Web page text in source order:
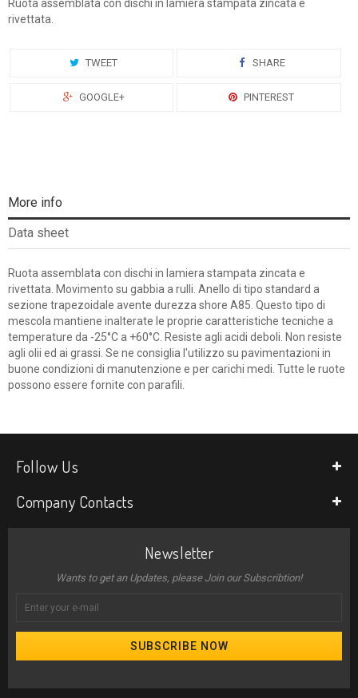
Ruota assemblata con dischi in lamiera stampata zincata e
rivettata.
TWEET SHARE
GOOGLE+ PINTEREST
More info
Data sheet
Ruota assemblata con dischi in lamiera stampata zincata e
rivettata. Movimento su gabbia a rulli. Anello di tipo standard a
sezione trapezoidale avente durezza shore A85. Questo tipo di
mescola mantiene inalterate le proprie caratteristiche tecniche a
temperature da -25°C a +60°C. Resiste agli acidi deboli. Non resiste
agli olii ed ai grassi. Se ne consiglia l'utilizzo su pavimentazioni in
buone condizioni di manutenzione e per carichi medi. Tutte le ruote
possono essere fornite con parafili.
Follow Us
Company Contacts
Newsletter
Wants to get an Updates, please Join our Subscribtion!
SUBSCRIBE NOW